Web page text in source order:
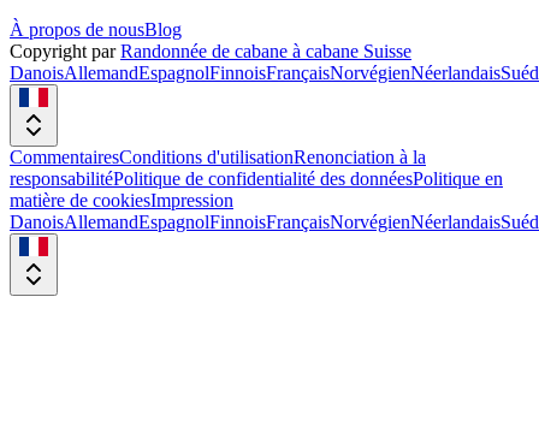
À propos de nousBlog
Copyright par Randonnée de cabane à cabane Suisse
DanoisAllemandEspagnolFinnoisFrançaisNorvégienNéerlandais
CommentairesConditions d'utilisationRenonciation à la
responsabilitéPolitique de confidentialité des donnéesPolitique en
matière de cookiesImpression
DanoisAllemandEspagnolFinnoisFrançaisNorvégienNéerlandais